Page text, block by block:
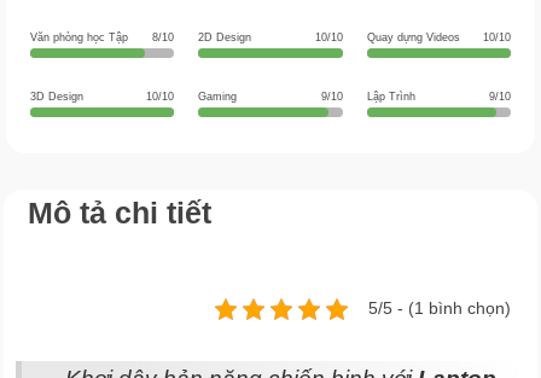
Văn phòng học Tập 8/10 2D Design 10/10 Quay dựng Videos 10/10
3D Design 10/10 Gaming 9/10 Lập Trình 9/10
Mô tả chi tiết
5/5 - (1 bình chọn)